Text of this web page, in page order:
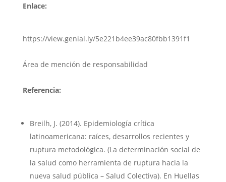
Enlace:
https://view.genial.ly/5e221b4ee39ac80fbb1391f1
Área de mención de responsabilidad
Referencia:
Breilh, J. (2014). Epidemiología crítica
latinoamericana: raíces, desarrollos recientes y
ruptura metodológica. (La determinación social de
la salud como herramienta de ruptura hacia la
nueva salud pública – Salud Colectiva). En Huellas